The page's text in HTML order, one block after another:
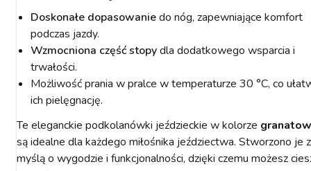
MUCHY W STAJNI.
NOWOŚCI KERBL
Doskonałe dopasowaniedo nóg, zapewniające komfort
podczas jazdy.
Wzmocniona część stopydla dodatkowego wsparcia i
trwałości.
Możliwość prania w pralce w temperaturze 30 °C, co
ich pielęgnację.
Te eleganckie podkolanówki jeździeckie w kolorze
są idealne dla każdego miłośnika jeździectwa. Stworzono je z
myślą o wygodzie i funkcjonalności, dzięki czemu możesz